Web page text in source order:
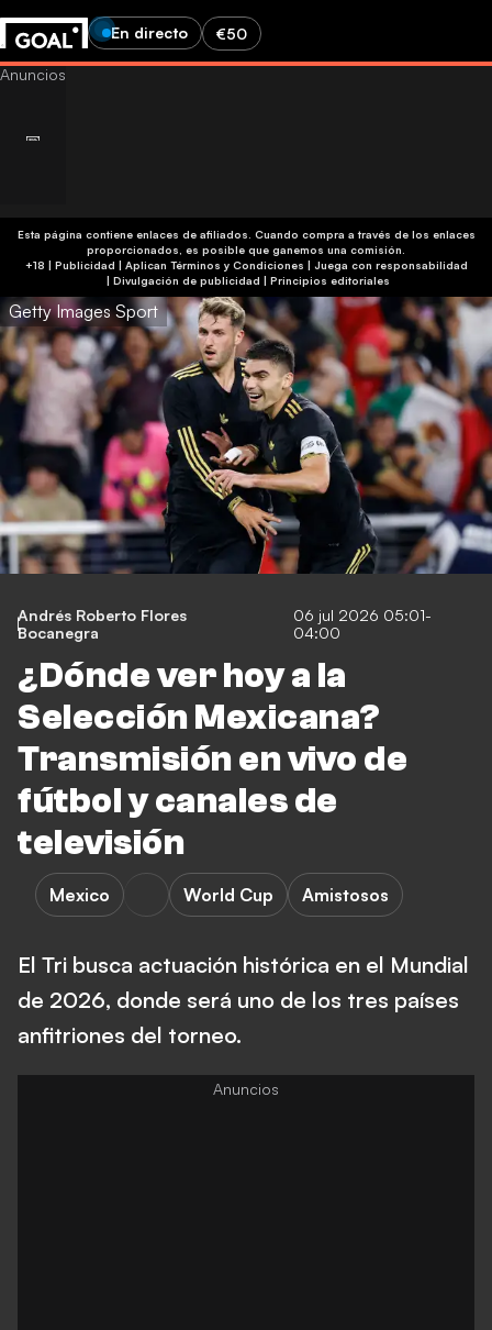
En directo €50
Esta página contiene enlaces de afiliados. Cuando compra a través de los enlaces
proporcionados, es posible que ganemos una comisión.
+18 | Publicidad | Aplican Términos y Condiciones | Juega con responsabilidad
| Divulgación de publicidad | Principios editoriales
Getty Images Sport
Andrés Roberto Flores
Bocanegra
06 jul 2026 05:01-
04:00
¿Dónde ver hoy a la
Selección Mexicana?
Transmisión en vivo de
fútbol y canales de
televisión
Mexico World Cup Amistosos
El Tri busca actuación histórica en el Mundial
de 2026, donde será uno de los tres países
anfitriones del torneo.